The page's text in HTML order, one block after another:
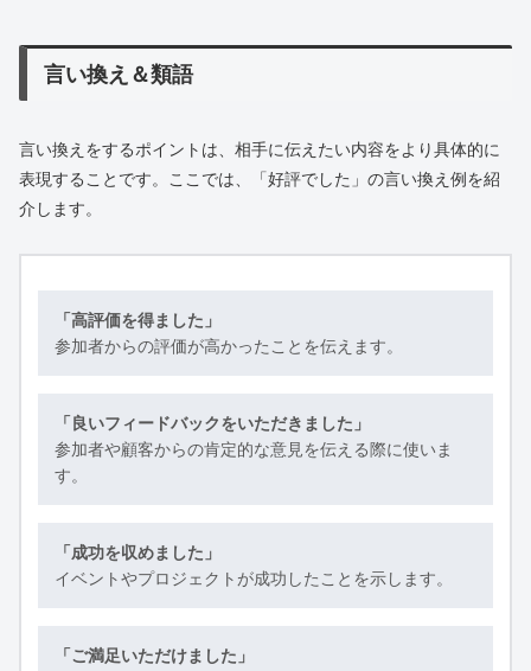
言い換え＆類語
言い換えをするポイントは、相手に伝えたい内容をより具体的に
表現することです。ここでは、「好評でした」の言い換え例を紹
介します。
「高評価を得ました」
参加者からの評価が高かったことを伝えます。
「良いフィードバックをいただきました」
参加者や顧客からの肯定的な意見を伝える際に使いま
す。
「成功を収めました」
イベントやプロジェクトが成功したことを示します。
「ご満足いただけました」